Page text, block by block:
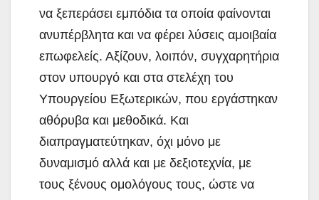
να ξεπεράσει εμπόδια τα οποία φαίνονται
ανυπέρβλητα και να φέρει λύσεις αμοιβαία
επωφελείς. Αξίζουν, λοιπόν, συγχαρητήρια
στον υπουργό και στα στελέχη του
Υπουργείου Εξωτερικών, που εργάστηκαν
αθόρυβα και μεθοδικά. Και
διαπραγματεύτηκαν, όχι μόνο με
δυναμισμό αλλά και με δεξιοτεχνία, με
τους ξένους ομολόγους τους, ώστε να